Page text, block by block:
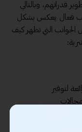
قدراتهم، وبالتالي
فعال يعكس بشكل
الجوانب التي تظهر كيف
لتوفير